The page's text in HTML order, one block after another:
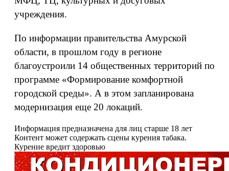
учреждения.
По информации правительства Амурской
области, в прошлом году в регионе
благоустроили 14 общественных территорий по
программе «Формирование комфортной
городской среды». А в этом запланирована
модернизация еще 20 локаций.
Информация предназначена для лиц старше 18 лет
Контент может содержать сцены курения табака.
Курение вредит здоровью